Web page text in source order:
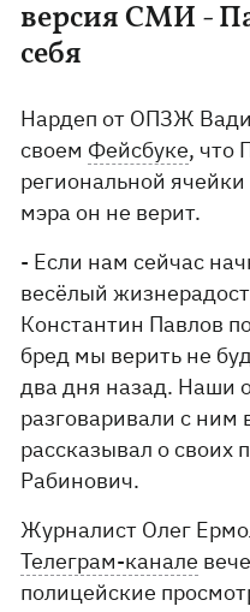
версия СМИ -
себя
Нардеп от ОПЗЖ
своем Фейсбуке, что
региональной
мэра он не верит.
- Если нам сейчас
весёлый
Константин Павлов
бред мы верить не
два дня назад. Наши
разговаривали с ним
рассказывал о своих
Рабинович.
Журналист Олег
Телеграм-канале
полицейские